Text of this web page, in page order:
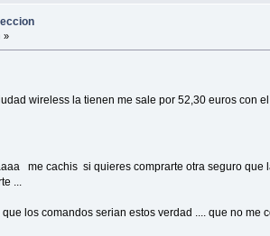
»
wireless la tienen me sale por 52,30 euros
me cachis si quieres comprarte otra seguro que
...
los comandos serian estos verdad .... que no me